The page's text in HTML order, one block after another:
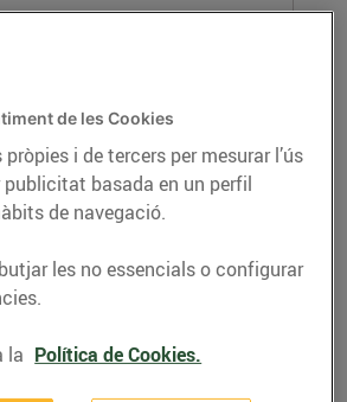
de les Cookies
i de tercers per mesurar l’ús
basada en un perfil
de navegació.
les no essencials o configurar
la Política de Cookies.